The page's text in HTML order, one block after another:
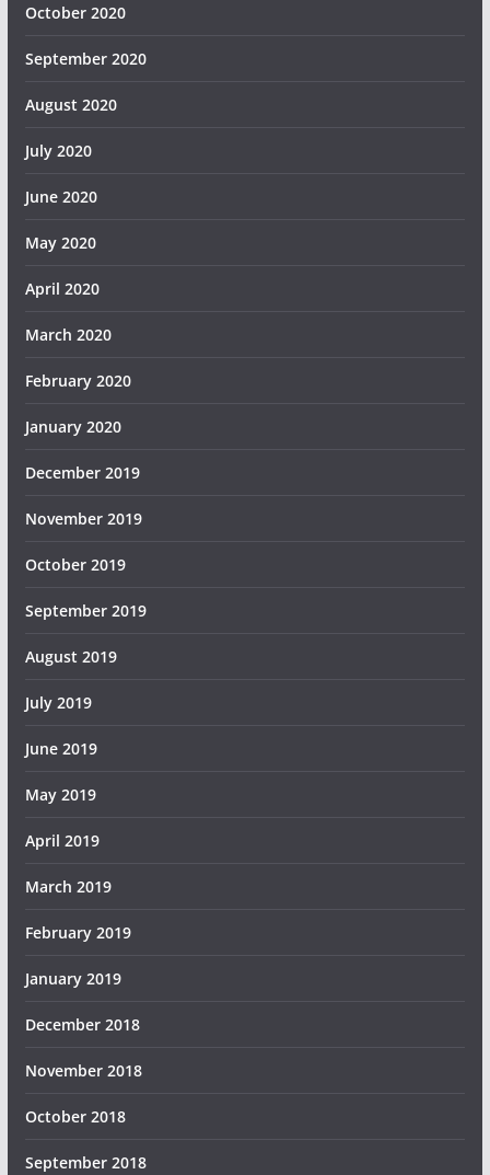
October 2020
September 2020
August 2020
July 2020
June 2020
May 2020
April 2020
March 2020
February 2020
January 2020
December 2019
November 2019
October 2019
September 2019
August 2019
July 2019
June 2019
May 2019
April 2019
March 2019
February 2019
January 2019
December 2018
November 2018
October 2018
September 2018